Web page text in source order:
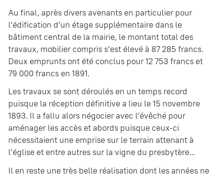
Au final, après divers avenants en particulier pour
l’édification d’un étage supplémentaire dans le
bâtiment central de la mairie, le montant total des
travaux, mobilier compris s’est élevé à 87 285 francs.
Deux emprunts ont été conclus pour 12 753 francs et
79 000 francs en 1891.
Les travaux se sont déroulés en un temps record
puisque la réception définitive a lieu le 15 novembre
1893. Il a fallu alors négocier avec l’évêché pour
aménager les accès et abords puisque ceux-ci
nécessitaient une emprise sur le terrain attenant à
l’église et entre autres sur la vigne du presbytère...
Il en reste une très belle réalisation dont les années ne